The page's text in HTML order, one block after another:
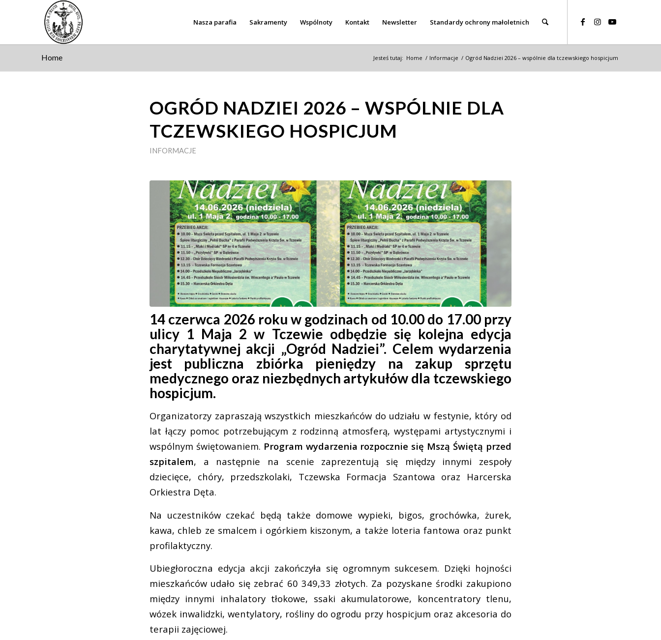
Nasza parafia Sakramenty Wspólnoty Kontakt Newsletter Standardy ochrony małoletnich
Home Jesteś tutaj: Home / Informacje / Ogród Nadziei 2026 – wspólnie dla tczewskiego hospicjum
OGRÓD NADZIEI 2026 – WSPÓLNIE DLA
TCZEWSKIEGO HOSPICJUM
INFORMACJE
14 czerwca 2026 roku w godzinach od 10.00 do 17.00 przy
ulicy 1 Maja 2 w Tczewie odbędzie się kolejna edycja
charytatywnej akcji „Ogród Nadziei”. Celem wydarzenia
jest publiczna zbiórka pieniędzy na zakup sprzętu
medycznego oraz niezbędnych artykułów dla tczewskiego
hospicjum.
Organizatorzy zapraszają wszystkich mieszkańców do udziału w festynie, który od
lat łączy pomoc potrzebującym z rodzinną atmosferą, występami artystycznymi i
wspólnym świętowaniem. Program wydarzenia rozpocznie się Mszą Świętą przed
szpitalem, a następnie na scenie zaprezentują się między innymi zespoły
dziecięce, chóry, przedszkolaki, Tczewska Formacja Szantowa oraz Harcerska
Orkiestra Dęta.
Na uczestników czekać będą także domowe wypieki, bigos, grochówka, żurek,
kawa, chleb ze smalcem i ogórkiem kiszonym, a także loteria fantowa oraz punkt
profilaktyczny.
Ubiegłoroczna edycja akcji zakończyła się ogromnym sukcesem. Dzięki hojności
mieszkańców udało się zebrać 60 349,33 złotych. Za pozyskane środki zakupiono
między innymi inhalatory tłokowe, ssaki akumulatorowe, koncentratory tlenu,
wózek inwalidzki, wentylatory, rośliny do ogrodu przy hospicjum oraz akcesoria do
terapii zajęciowej.